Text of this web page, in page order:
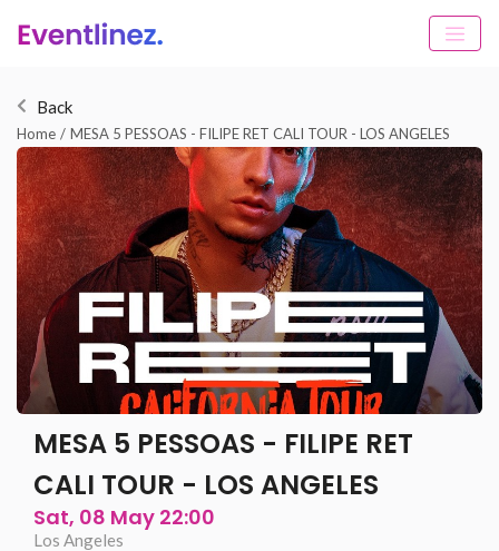
Back
Home / MESA 5 PESSOAS - FILIPE RET CALI TOUR - LOS ANGELES
MESA 5 PESSOAS - FILIPE RET
CALI TOUR - LOS ANGELES
Sat, 08 May 22:00
Los Angeles